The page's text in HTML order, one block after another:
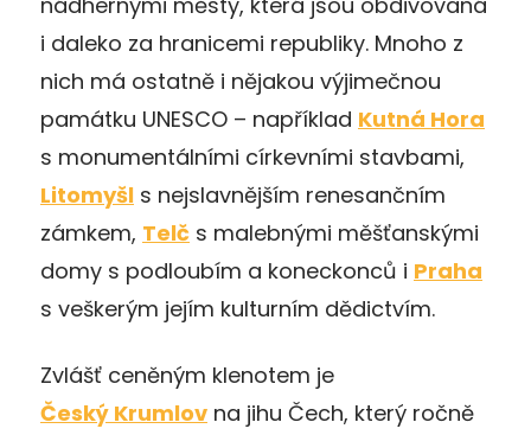
i daleko za hranicemi republiky. Mnoho z
nich má ostatně i nějakou výjimečnou
památku UNESCO – například Kutná Hora
s monumentálními církevními stavbami,
Litomyšl s nejslavnějším renesančním
zámkem, Telč s malebnými měšťanskými
domy s podloubím a koneckonců i Praha
s veškerým jejím kulturním dědictvím.
Zvlášť ceněným klenotem je
Český Krumlov na jihu Čech, který ročně